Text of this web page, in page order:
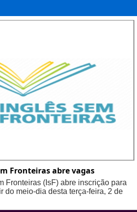
Fronteiras abre vagas
Fronteiras (IsF) abre inscrição para
do meio-dia desta terça-feira, 2 de